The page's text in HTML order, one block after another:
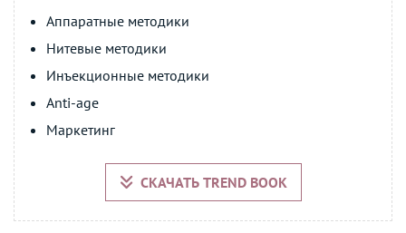
Аппаратные методики
Нитевые методики
Инъекционные методики
Anti-age
Маркетинг
СКАЧАТЬ TREND BOOK